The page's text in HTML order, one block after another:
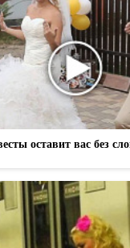
оставит вас без